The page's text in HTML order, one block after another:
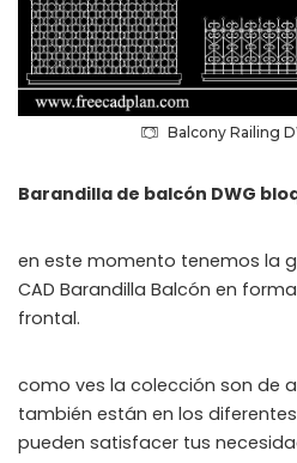
Balcony Railing
Barandilla de balcón DWG
en este momento tenemos la
CAD Barandilla Balcón en
frontal.
como ves la colección son de
también están en los
pueden satisfacer tus